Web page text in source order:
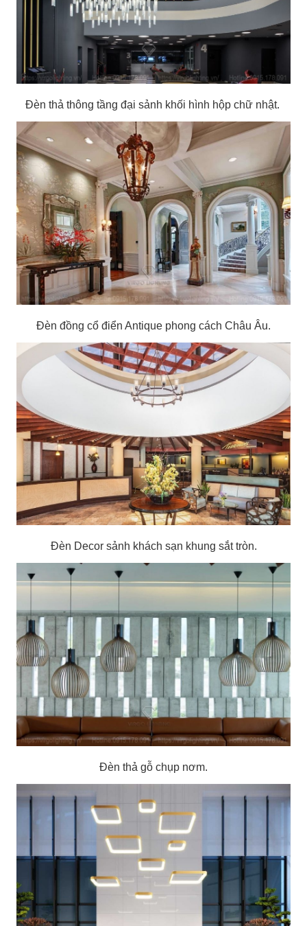
Đèn thả thông tầng đại sảnh khối hình hộp chữ nhật.
Đèn đồng cổ điển Antique phong cách Châu Âu.
Đèn Decor sảnh khách sạn khung sắt tròn.
Đèn thả gỗ chụp nơm.